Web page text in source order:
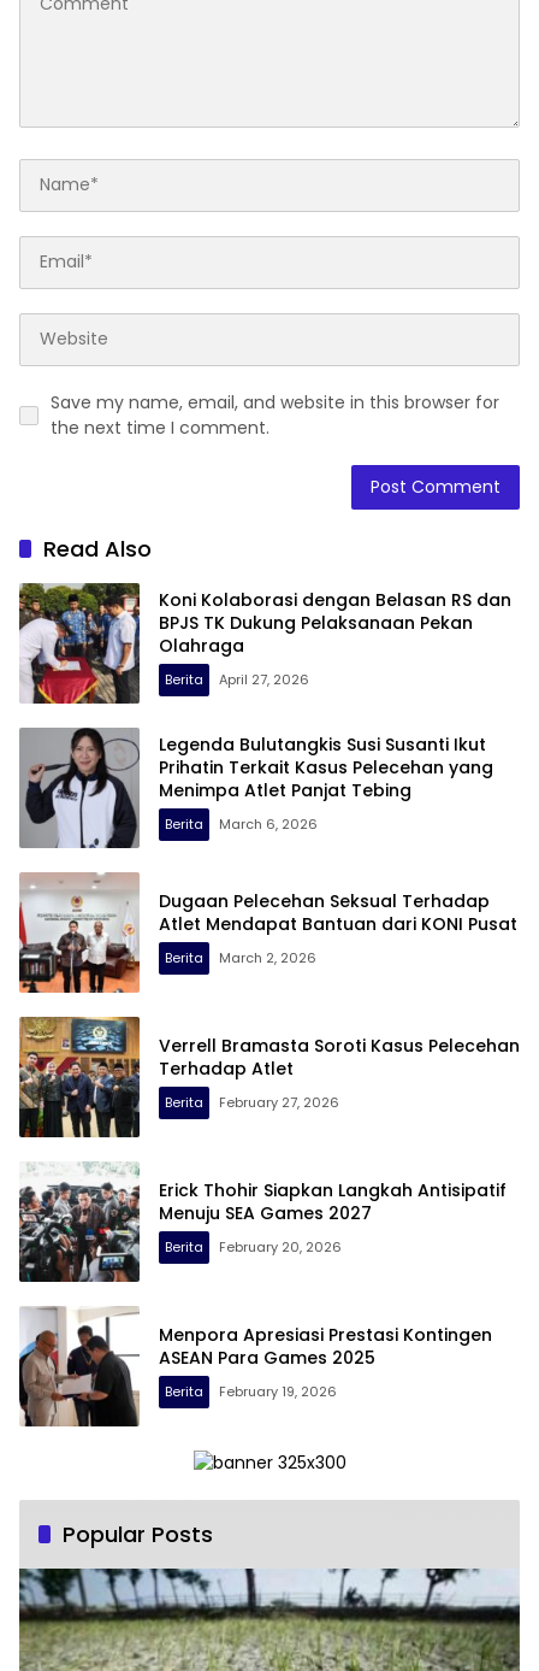
Save my name, email, and website in this browser for
the next time I comment.
Read Also
Koni Kolaborasi dengan Belasan RS dan
BPJS TK Dukung Pelaksanaan Pekan
Olahraga
Berita April 27, 2026
Legenda Bulutangkis Susi Susanti Ikut
Prihatin Terkait Kasus Pelecehan yang
Menimpa Atlet Panjat Tebing
Berita March 6, 2026
Dugaan Pelecehan Seksual Terhadap
Atlet Mendapat Bantuan dari KONI Pusat
Berita March 2, 2026
Verrell Bramasta Soroti Kasus Pelecehan
Terhadap Atlet
Berita February 27, 2026
Erick Thohir Siapkan Langkah Antisipatif
Menuju SEA Games 2027
Berita February 20, 2026
Menpora Apresiasi Prestasi Kontingen
ASEAN Para Games 2025
Berita February 19, 2026
Popular Posts